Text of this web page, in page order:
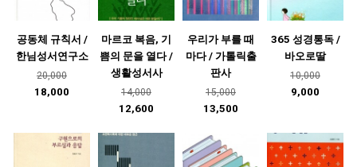
공동체 규칙서 /
한님성서연구소
20,000
18,000
마르코 복음, 기
쁨의 문을 열다 /
생활성서사
14,000
12,600
우리가 부를 때
마다 / 가톨릭출
판사
15,000
13,500
365 성경통독 /
바오로딸
10,000
9,000